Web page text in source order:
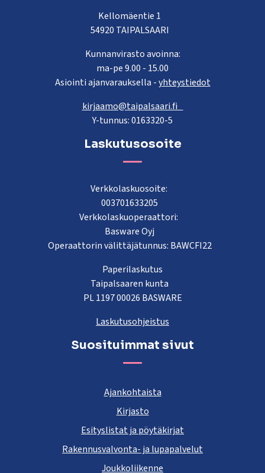
Kellomäentie 1
54920 TAIPALSAARI
Kunnanvirasto avoinna:
ma-pe 9.00 - 15.00
Asiointi ajanvarauksella -yhteystiedot
kirjaamo@taipalsaari.fi
Y-tunnus: 0163320-5
Laskutusosoite
Verkkolaskuosoite:
003701633205
Verkkolaskuoperaattori:
Basware Oyj
Operaattorin välittäjätunnus: BAWCFI22
Paperilaskutus
Taipalsaaren kunta
PL 1197 00026 BASWARE
Laskutusohjeistus
Suosituimmat sivut
Ajankohtaista
Kirjasto
Esityslistat ja pöytäkirjat
Rakennusvalvonta- ja lupapalvelut
Joukkoliikenne